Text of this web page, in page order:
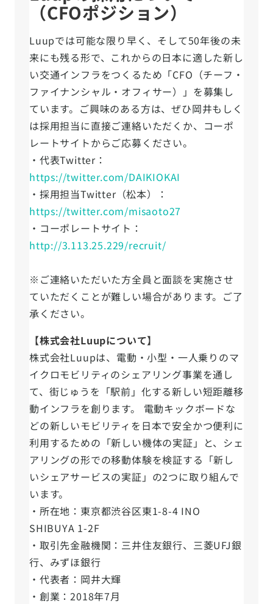
（CFOポジション）
Luupでは可能な限り早く、そして50年後の未
来にも残る形で、これからの日本に適した新し
い交通インフラをつくるため「CFO（チーフ・
ファイナンシャル・オフィサー）」を募集し
ています。ご興味のある方は、ぜひ岡井もしく
は採用担当に直接ご連絡いただくか、コーポ
レートサイトからご応募ください。
・代表Twitter：
https://twitter.com/DAIKIOKAI
・採用担当Twitter（松本）：
https://twitter.com/misaoto27
・コーポレートサイト：
http://3.113.25.229/recruit/
※ご連絡いただいた方全員と面談を実施させ
ていただくことが難しい場合があります。ご了
承ください。
【株式会社Luupについて】
株式会社Luupは、電動・小型・一人乗りのマ
イクロモビリティのシェアリング事業を通し
て、街じゅうを「駅前」化する新しい短距離移
動インフラを創ります。 電動キックボードな
どの新しいモビリティを日本で安全かつ便利に
利用するための「新しい機体の実証」と、シェ
アリングの形での移動体験を検証する「新し
いシェアサービスの実証」の2つに取り組んで
います。
・所在地：東京都渋谷区東1-8-4 INO
SHIBUYA 1-2F
・取引先金融機関：三井住友銀行、三菱UFJ銀
行、みずほ銀行
・代表者：岡井大輝
・創業：2018年7月